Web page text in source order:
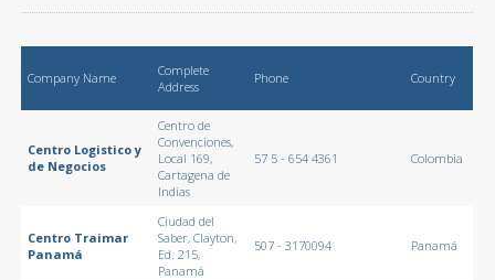
Company Name
Complete
Address
Phone Country
Centro Logistico y
de Negocios
Centro de
Convenciones,
Local 169,
Cartagena de
Indias
57 5 - 654 4361 Colombia
Centro Traimar
Panamá
Ciudad del
Saber, Clayton,
Ed. 215,
Panamá
507 - 3170094 Panamá